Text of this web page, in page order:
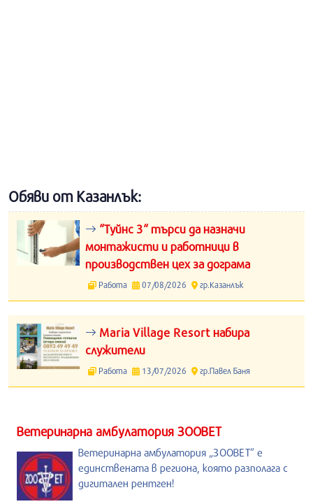
Обяви от Казанлък:
“Туйнс 3“ търси да назначи
монтажисти и работници в
производствен цех за дограма
Работа 07/08/2026 гр.Казанлък
Maria Village Resort набира
служители
Работа 13/07/2026 гр.Павел Баня
Ветеринарна амбулатория ЗООВЕТ
Ветеринарна амбулатория „ЗООВЕТ” е
единствената в региона, която разполага с
дигитален рентген!